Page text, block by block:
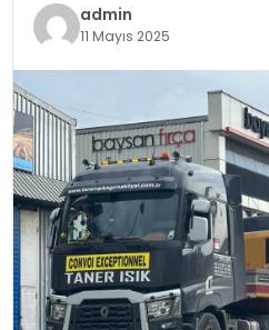
GÜNDEM
MAGAZIN
SIYASET
SPOR
TEKNOLOJI
YAŞAM
admin
11 Mayıs 2025